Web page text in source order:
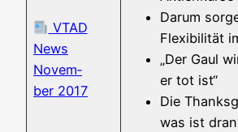
VTAD
News
Novem­
ber 2017
Dar­um
Fle­xi­bi­li­tät
„Der Gaul
er tot ist“
Die
was ist